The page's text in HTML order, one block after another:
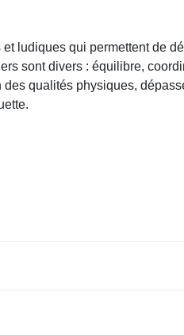
et ludiques qui permettent de
sont divers : équilibre,
qualités physiques,